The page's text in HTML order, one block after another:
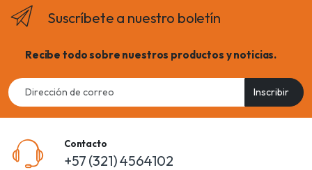
Suscríbete a nuestro boletín
Recibe todo sobre nuestros productos y noticias.
Email
address
Inscribir
Contacto
+57 (321) 4564102